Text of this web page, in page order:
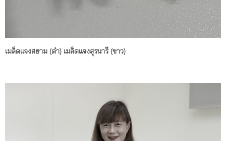
เมล็ดแจงสยาม (ดำ) เมล็ดแจงสุรนารี (ขาว)